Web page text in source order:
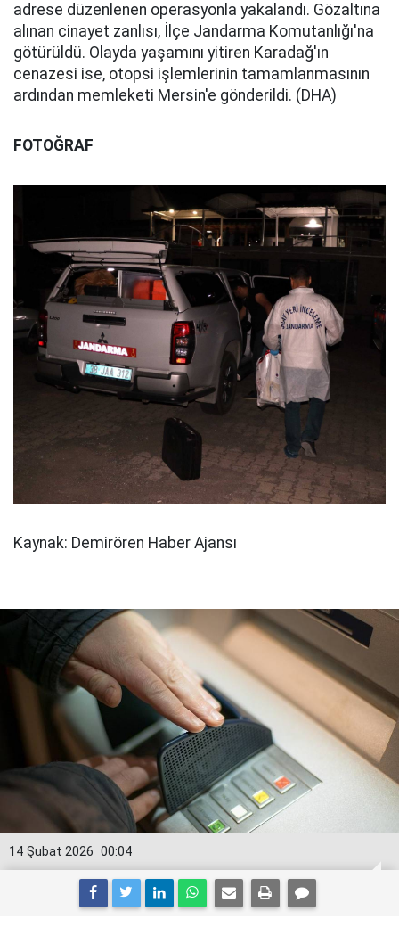
adrese düzenlenen operasyonla yakalandı. Gözaltına
alınan cinayet zanlısı, İlçe Jandarma Komutanlığı'na
götürüldü. Olayda yaşamını yitiren Karadağ'ın
cenazesi ise, otopsi işlemlerinin tamamlanmasının
ardından memleketi Mersin'e gönderildi. (DHA)
FOTOĞRAF
Kaynak: Demirören Haber Ajansı
00:04
14 Şubat 2026